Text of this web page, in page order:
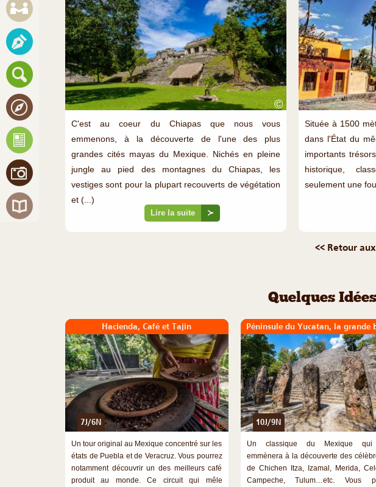
©
C'est au coeur du Chiapas que nous vous
emmenons, à la découverte de l'une des plus
grandes cités mayas du Mexique. Nichés en pleine
jungle au pied des montagnes du Chiapas, les
vestiges sont pour la plupart recouverts de végétation
et (...)
Lire la suite
≻
Située à 1500
dans l'État du
importants
historique,
seulement une
<< Retour
Quelques
Hacienda, Café et Tajin
7J/6N ©
Un tour original au Mexique concentré sur les
états de Puebla et de Veracruz. Vous pourrez
notamment découvrir un des meilleurs café
produit au monde. Ce circuit qui mêle
Péninsule du Yucatan, la grande
10J/9N
Un classique du Mexique qui
emmènera à la découverte des
de Chichen Itza, Izamal, Merida,
Campeche, Tulum…etc. Vous